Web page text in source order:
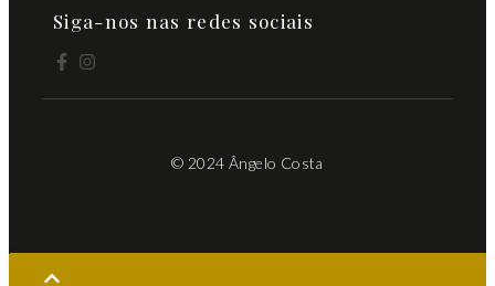
Siga-nos nas redes sociais
© 2024 Ângelo Costa